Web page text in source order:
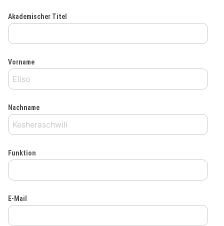
Akademischer Titel
Vorname
Nachname
Funktion
E-Mail